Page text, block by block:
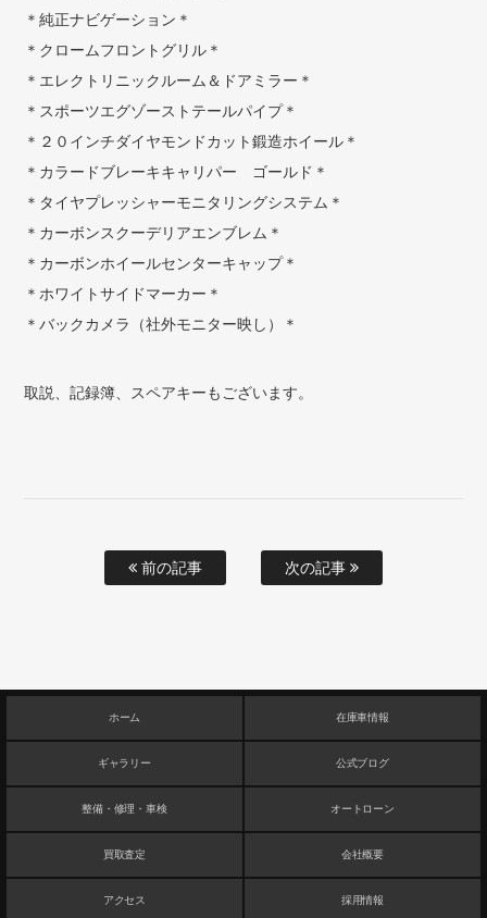
＊純正ナビゲーション＊
＊クロームフロントグリル＊
＊エレクトリニックルーム＆ドアミラー＊
＊スポーツエグゾーストテールパイプ＊
＊２０インチダイヤモンドカット鍛造ホイール＊
＊カラードブレーキキャリパー ゴールド＊
＊タイヤプレッシャーモニタリングシステム＊
＊カーボンスクーデリアエンブレム＊
＊カーボンホイールセンターキャップ＊
＊ホワイトサイドマーカー＊
＊バックカメラ（社外モニター映し）＊
取説、記録簿、スペアキーもございます。
前の記事 次の記事
ホーム 在庫車情報
ギャラリー 公式ブログ
整備・修理・車検 オートローン
買取査定 会社概要
アクセス 採用情報